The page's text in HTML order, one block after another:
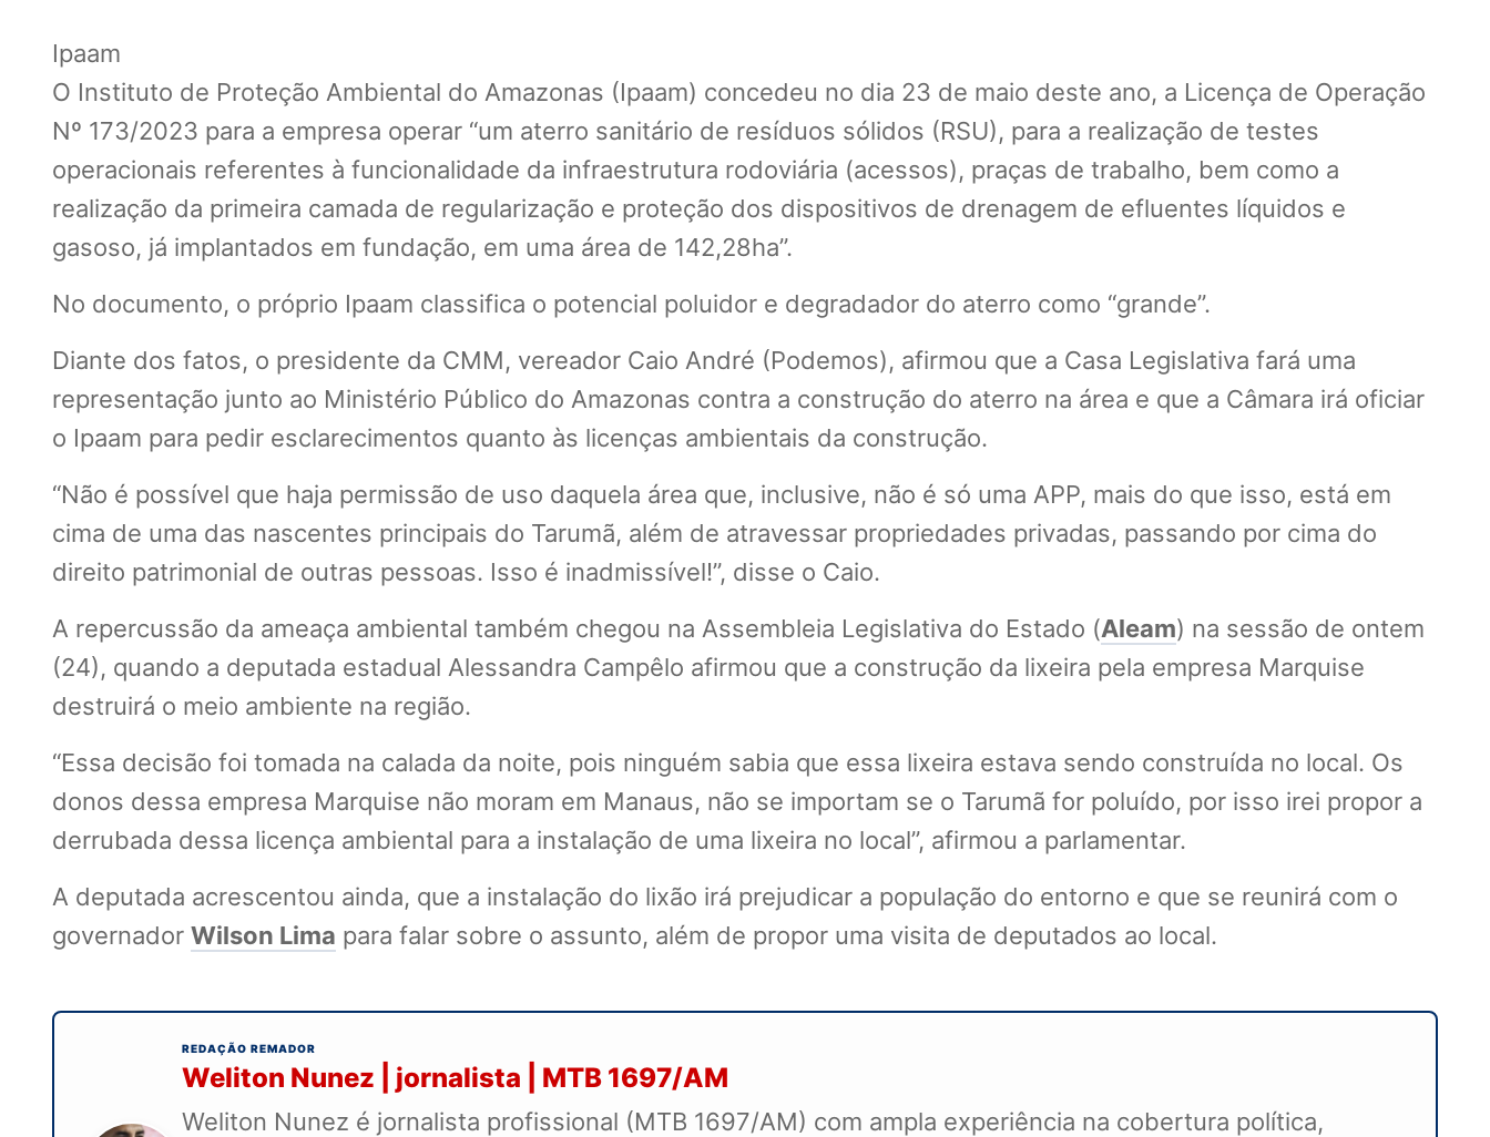
Ipaam
O Instituto de Proteção Ambiental do Amazonas (Ipaam) concedeu no dia 23 de maio deste ano, a Licença de Operação
Nº 173/2023 para a empresa operar “um aterro sanitário de resíduos sólidos (RSU), para a realização de testes
operacionais referentes à funcionalidade da infraestrutura rodoviária (acessos), praças de trabalho, bem como a
realização da primeira camada de regularização e proteção dos dispositivos de drenagem de efluentes líquidos e
gasoso, já implantados em fundação, em uma área de 142,28ha”.
No documento, o próprio Ipaam classifica o potencial poluidor e degradador do aterro como “grande”.
Diante dos fatos, o presidente da CMM, vereador Caio André (Podemos), afirmou que a Casa Legislativa fará uma
representação junto ao Ministério Público do Amazonas contra a construção do aterro na área e que a Câmara irá oficiar
o Ipaam para pedir esclarecimentos quanto às licenças ambientais da construção.
“Não é possível que haja permissão de uso daquela área que, inclusive, não é só uma APP, mais do que isso, está em
cima de uma das nascentes principais do Tarumã, além de atravessar propriedades privadas, passando por cima do
direito patrimonial de outras pessoas. Isso é inadmissível!”, disse o Caio.
A repercussão da ameaça ambiental também chegou na Assembleia Legislativa do Estado (Aleam) na sessão de ontem
(24), quando a deputada estadual Alessandra Campêlo afirmou que a construção da lixeira pela empresa Marquise
destruirá o meio ambiente na região.
“Essa decisão foi tomada na calada da noite, pois ninguém sabia que essa lixeira estava sendo construída no local. Os
donos dessa empresa Marquise não moram em Manaus, não se importam se o Tarumã for poluído, por isso irei propor a
derrubada dessa licença ambiental para a instalação de uma lixeira no local”, afirmou a parlamentar.
A deputada acrescentou ainda, que a instalação do lixão irá prejudicar a população do entorno e que se reunirá com o
governador Wilson Lima para falar sobre o assunto, além de propor uma visita de deputados ao local.
REDAÇÃO REMADOR
Weliton Nunez | jornalista | MTB 1697/AM
Weliton Nunez é jornalista profissional (MTB 1697/AM) com ampla experiência na cobertura política,